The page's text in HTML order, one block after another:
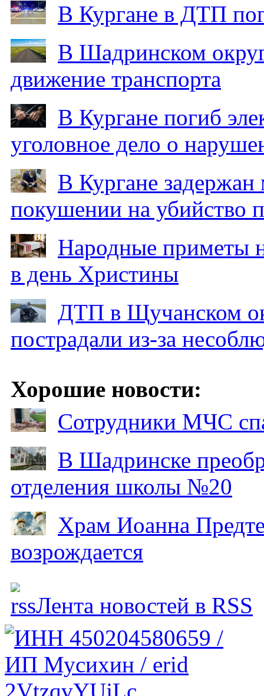
В Кургане в ДТП
В Шадринском
движение транспорта
В Кургане погиб
уголовное дело о
В Кургане
покушении на убийство
Народные приметы
в день Христины
ДТП в Щучанском
пострадали из-за
Хорошие новости:
Сотрудники МЧС
В Шадринске
отделения школы №20
Храм Иоанна
возрождается
Лента новостей в RSS